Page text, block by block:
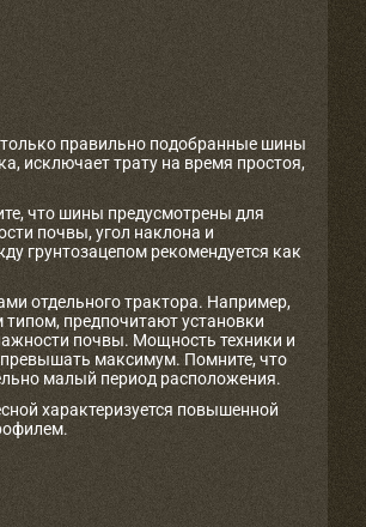
правильно подобранные шины
исключает трату на время простоя,
что шины предусмотрены для
почвы, угол наклона и
грунтозацепом рекомендуется как
отдельного трактора. Например,
предпочитают установки
почвы. Мощность техники и
максимум. Помните, что
малый период расположения.
характеризуется повышенной